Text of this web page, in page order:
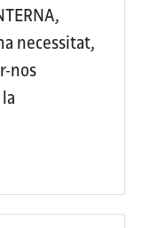
necessitat,
nos